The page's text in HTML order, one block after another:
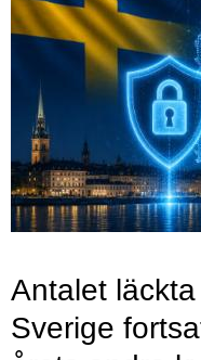
Antalet
Sverige